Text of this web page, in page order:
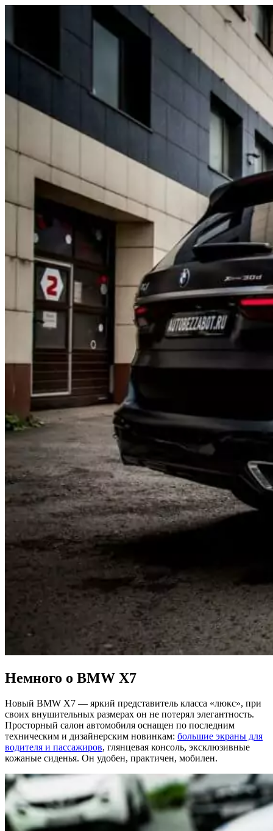
Немного о BMW X7
Новый BMW X7 — яркий представитель класса «люкс», при
своих внушительных размерах он не потерял элегантность.
Просторный салон автомобиля оснащен по последним
техническим и дизайнерским новинкам: большие экраны для
водителя и пассажиров, глянцевая консоль, эксклюзивные
кожаные сиденья. Он удобен, практичен, мобилен.